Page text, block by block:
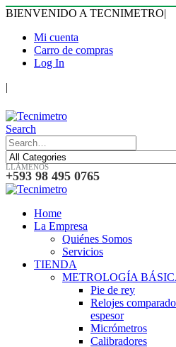
BIENVENIDO A TECNIMETRO|
Mi cuenta
Carro de compras
Log In
|
Search
LLÁMENOS
+593 98 495 0765
Home
La Empresa
Quiénes Somos
Servicios
TIENDA
METROLOGÍA
Pie de rey
Relojes
espesor
Micrómetros
Calibradores